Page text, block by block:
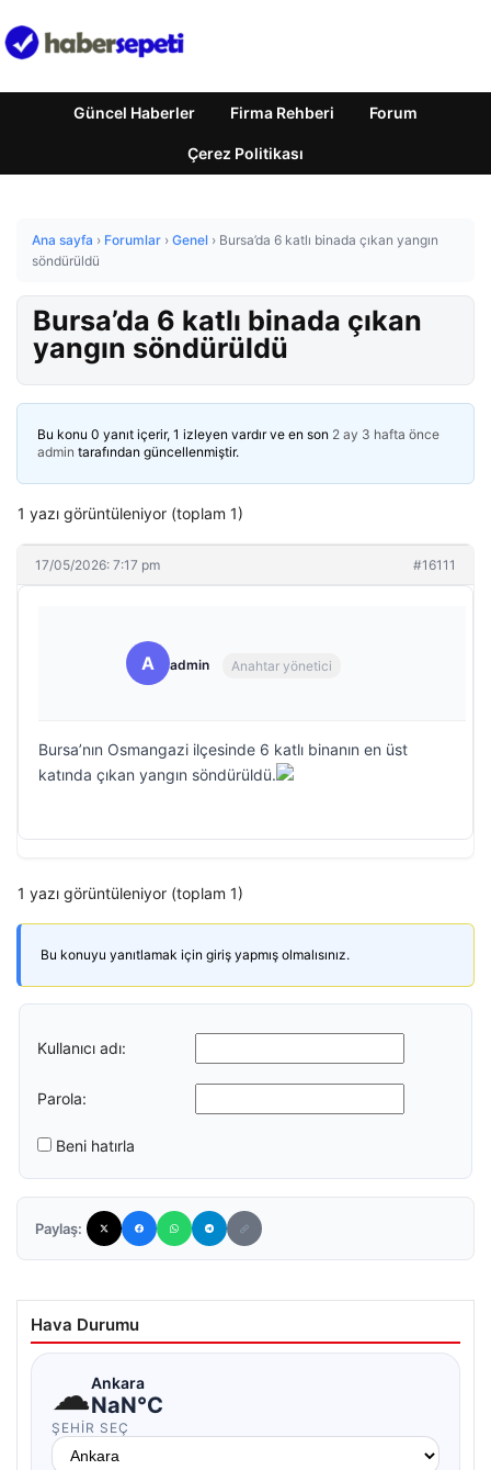
Güncel Haberler Firma Rehberi Forum
Çerez Politikası
Ana sayfa › Forumlar › Genel › Bursa’da 6 katlı binada çıkan yangın
söndürüldü
Bursa’da 6 katlı binada çıkan
yangın söndürüldü
Bu konu 0 yanıt içerir, 1 izleyen vardır ve en son 2 ay 3 hafta önce
admin tarafından güncellenmiştir.
1 yazı görüntüleniyor (toplam 1)
17/05/2026: 7:17 pm #16111
A admin Anahtar yönetici
Bursa’nın Osmangazi ilçesinde 6 katlı binanın en üst
katında çıkan yangın söndürüldü.
1 yazı görüntüleniyor (toplam 1)
Bu konuyu yanıtlamak için giriş yapmış olmalısınız.
Kullanıcı adı:
Parola:
Beni hatırla
Paylaş:
Hava Durumu
☁Ankara
NaN°C
ŞEHIR SEÇ